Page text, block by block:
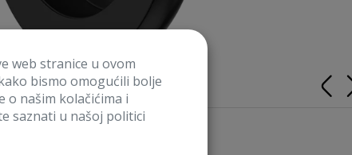
web stranice u ovom
bismo omogućili bolje
o našim kolačićima i
saznati u našoj politici